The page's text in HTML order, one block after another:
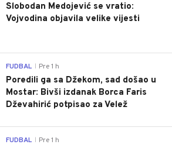
Slobodan Medojević se vratio:
Vojvodina objavila velike vijesti
FUDBAL Pre 1 h
Poredili ga sa Džekom, sad došao u
Mostar: Bivši izdanak Borca Faris
Dževahirić potpisao za Velež
FUDBAL Pre 1 h